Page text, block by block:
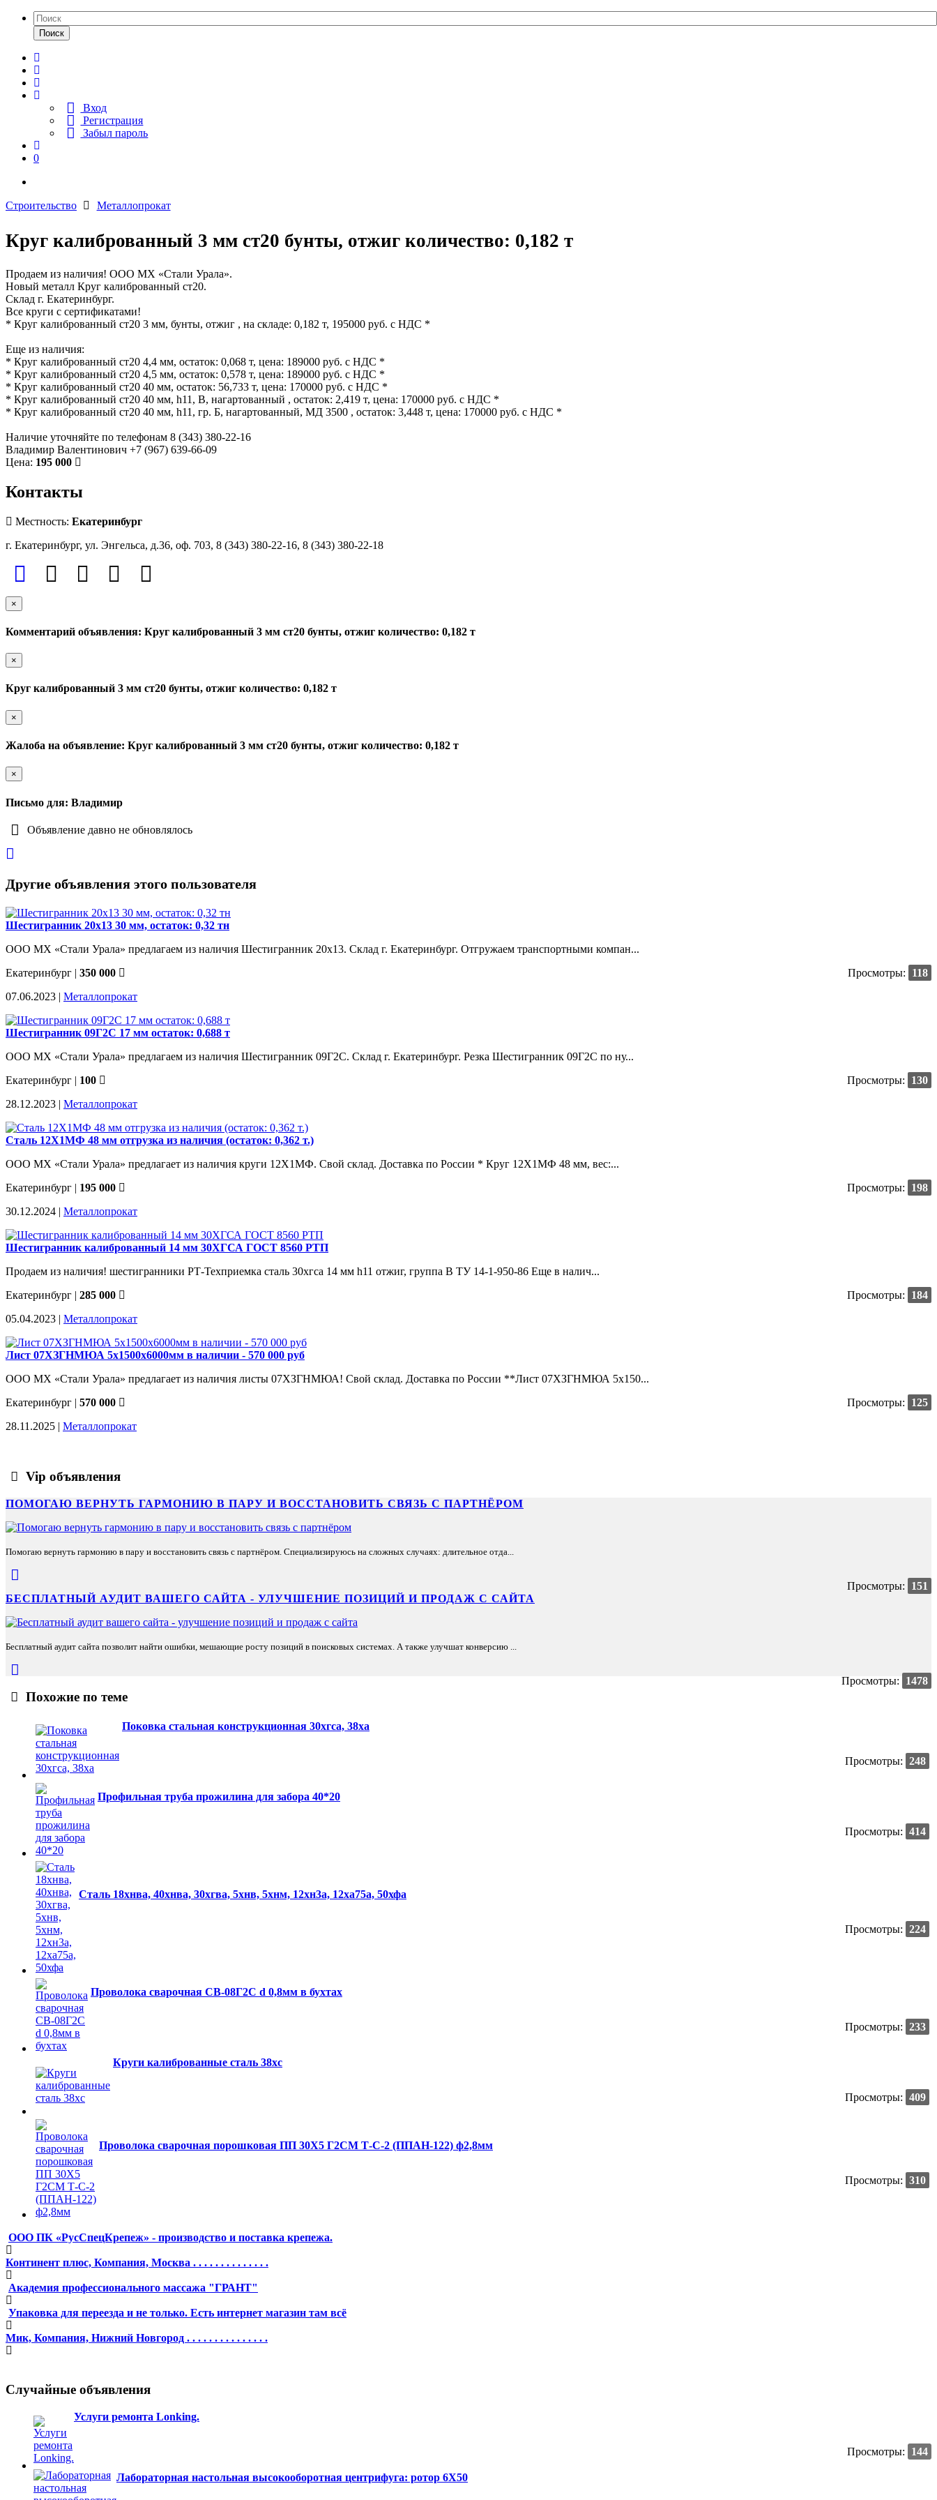
Поиск
Вход
Регистрация
Забыл пароль
0
Строительство Металлопрокат
Круг калиброванный 3 мм ст20 бунты, отжиг количество: 0,182 т
Продаем из наличия! ООО МХ «Стали Урала».
Новый металл Круг калиброванный ст20.
Склад г. Екатеринбург.
Все круги с сертификатами!
* Круг калиброванный ст20 3 мм, бунты, отжиг , на складе: 0,182 т, 195000 руб. с НДС *
Еще из наличия:
* Круг калиброванный ст20 4,4 мм, остаток: 0,068 т, цена: 189000 руб. с НДС *
* Круг калиброванный ст20 4,5 мм, остаток: 0,578 т, цена: 189000 руб. с НДС *
* Круг калиброванный ст20 40 мм, остаток: 56,733 т, цена: 170000 руб. с НДС *
* Круг калиброванный ст20 40 мм, h11, В, нагартованный , остаток: 2,419 т, цена: 170000 руб. с НДС *
* Круг калиброванный ст20 40 мм, h11, гр. Б, нагартованный, МД 3500 , остаток: 3,448 т, цена: 170000 руб. с НДС *
Наличие уточняйте по телефонам 8 (343) 380-22-16
Владимир Валентинович +7 (967) 639-66-09
Цена: 195 000
Контакты
Местность: Екатеринбург
г. Екатеринбург, ул. Энгельса, д.36, оф. 703, 8 (343) 380-22-16, 8 (343) 380-22-18
×
Комментарий объявления: Круг калиброванный 3 мм ст20 бунты, отжиг количество: 0,182 т
×
Круг калиброванный 3 мм ст20 бунты, отжиг количество: 0,182 т
×
Жалоба на объявление: Круг калиброванный 3 мм ст20 бунты, отжиг количество: 0,182 т
×
Письмо для: Владимир
Объявление давно не обновлялось
Другие объявления этого пользователя
Шестигранник 20х13 30 мм, остаток: 0,32 тн
ООО МХ «Стали Урала» предлагаем из наличия Шестигранник 20х13. Склад г. Екатеринбург. Отгружаем транспортными компан...
Екатеринбург | 350 000 Просмотры:
118
07.06.2023 | Металлопрокат
Шестигранник 09Г2С 17 мм остаток: 0,688 т
ООО МХ «Стали Урала» предлагаем из наличия Шестигранник 09Г2С. Склад г. Екатеринбург. Резка Шестигранник 09Г2С по ну...
Екатеринбург | 100 Просмотры:
130
28.12.2023 | Металлопрокат
Сталь 12Х1МФ 48 мм отгрузка из наличия (остаток: 0,362 т.)
ООО МХ «Стали Урала» предлагает из наличия круги 12Х1МФ. Свой склад. Доставка по России * Круг 12Х1МФ 48 мм, вес:...
Екатеринбург | 195 000 Просмотры:
198
30.12.2024 | Металлопрокат
Шестигранник калиброванный 14 мм 30ХГСА ГОСТ 8560 РТП
Продаем из наличия! шестигранники РТ-Техприемка сталь 30хгса 14 мм h11 отжиг, группа В ТУ 14-1-950-86 Еще в налич...
Екатеринбург | 285 000 Просмотры:
184
05.04.2023 | Металлопрокат
Лист 07ХЗГНМЮА 5х1500х6000мм в наличии - 570 000 руб
ООО МХ «Стали Урала» предлагает из наличия листы 07ХЗГНМЮА! Свой склад. Доставка по России **Лист 07ХЗГНМЮА 5х150...
Екатеринбург | 570 000 Просмотры:
125
28.11.2025 | Металлопрокат
Vip объявления
ПОМОГАЮ ВЕРНУТЬ ГАРМОНИЮ В ПАРУ И ВОССТАНОВИТЬ СВЯЗЬ С ПАРТНЁРОМ
Помогаю вернуть гармонию в пару и восстановить связь с партнёром. Специализируюсь на сложных случаях: длительное отда...
Просмотры:
151
БЕСПЛАТНЫЙ АУДИТ ВАШЕГО САЙТА - УЛУЧШЕНИЕ ПОЗИЦИЙ И ПРОДАЖ С САЙТА
Бесплатный аудит сайта позволит найти ошибки, мешающие росту позиций в поисковых системах. А также улучшат конверсию ...
Просмотры: 1478
Похожие по теме
Поковка стальная конструкционная 30хгса, 38ха
Просмотры: 248
Профильная труба прожилина для забора 40*20
Просмотры: 414
Сталь 18хнва, 40хнва, 30хгва, 5хнв, 5хнм, 12хн3а, 12ха75а, 50хфа
Просмотры: 224
Проволока сварочная СВ-08Г2С d 0,8мм в бухтах
Просмотры: 233
Круги калиброванные сталь 38хс
Просмотры: 409
Проволока сварочная порошковая ПП 30Х5 Г2СМ Т-С-2 (ППАН-122) ф2,8мм
Просмотры: 310
ООО ПК «РусСпецКрепеж» - производство и поставка крепежа.
Континент плюс, Компания, Москва . . . . . . . . . . . . . .
Академия профессионального массажа "ГРАНТ"
Упаковка для переезда и не только. Есть интернет магазин там всё
Мик, Компания, Нижний Новгород . . . . . . . . . . . . . . .
Случайные объявления
Услуги ремонта Lonking.
Просмотры: 144
Лабораторная настольная высокооборотная центрифуга: ротор 6Х50